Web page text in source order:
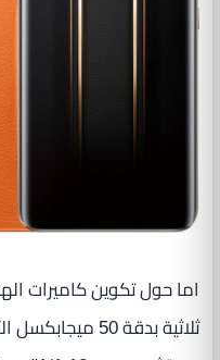
اما حول تكوين كاميرات